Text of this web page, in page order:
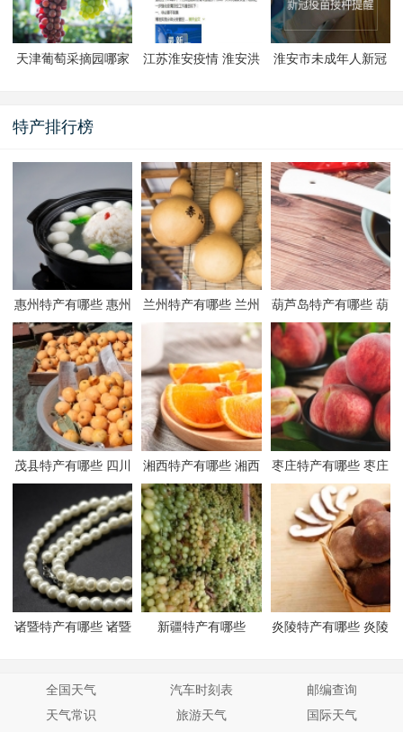
天津葡萄采摘园哪家
江苏淮安疫情 淮安洪
淮安市未成年人新冠
特产排行榜
惠州特产有哪些 惠州
有哪些特产
兰州特产有哪些 兰州
有哪些特产
葫芦岛特产有哪些 葫
芦岛有哪些特产
茂县特产有哪些 四川
茂县有哪些特产
湘西特产有哪些 湘西
有哪些特产
枣庄特产有哪些 枣庄
有哪些特产
诸暨特产有哪些 诸暨
新疆特产有哪些
炎陵特产有哪些 炎陵
全国天气 汽车时刻表
邮编查询
天气常识
旅游天气
国际天气